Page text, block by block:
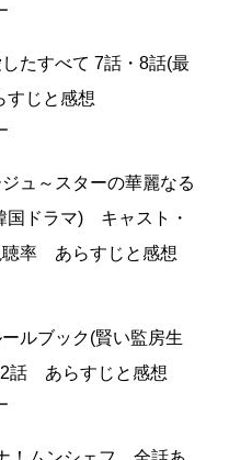
たすべて 7話・8話(最
じと感想
ュ～スターの華麗なる
ドラマ) キャスト・
率 あらすじと感想
ルブック(賢い監房生
話 あらすじと感想